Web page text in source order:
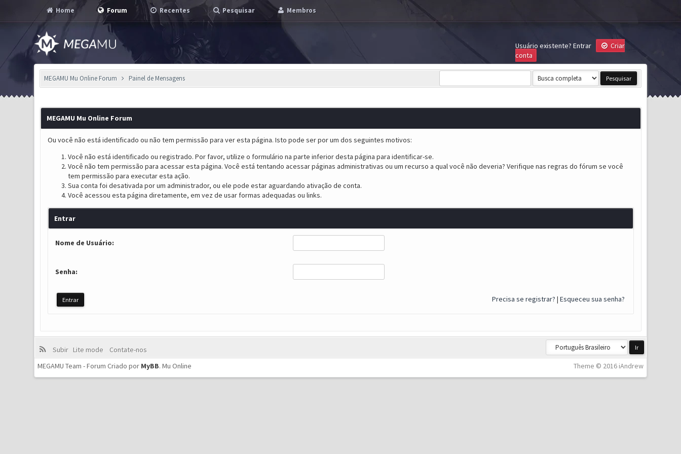
Home Forum Recentes Pesquisar Membros
Usuário existente? Entrar
Criar
conta
MEGAMU Mu Online Forum Painel de Mensagens
MEGAMU Mu Online Forum
Ou você não está identificado ou não tem permissão para ver esta página. Isto pode ser por um dos seguintes motivos:
Você não está identificado ou registrado. Por favor, utilize o formulário na parte inferior desta página para identificar-se.
Você não tem permissão para acessar esta página. Você está tentando acessar páginas administrativas ou um recurso a qual você não deveria? Verifique nas regras do fórum se você
tem permissão para executar esta ação.
Sua conta foi desativada por um administrador, ou ele pode estar aguardando ativação de conta.
Você acessou esta página diretamente, em vez de usar formas adequadas ou links.
Entrar
Nome de Usuário:
Senha:
Precisa se registrar? | Esqueceu sua senha?
Subir Lite mode
Contate-nos
Theme © 2016 iAndrew
MEGAMU Team - Forum Criado por MyBB.Mu Online